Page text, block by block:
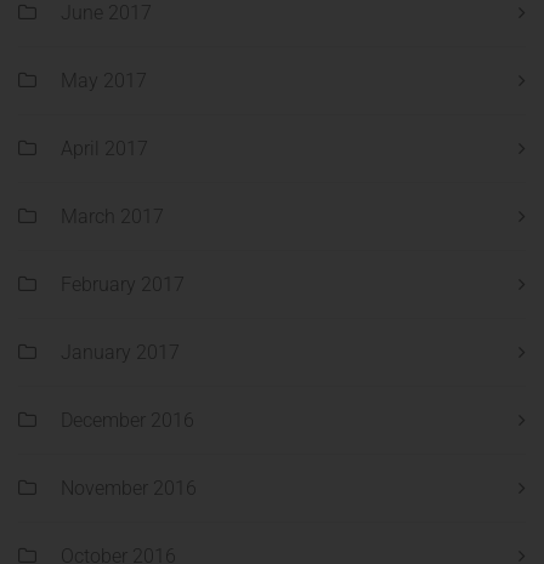
June 2017
May 2017
April 2017
March 2017
February 2017
January 2017
December 2016
November 2016
October 2016